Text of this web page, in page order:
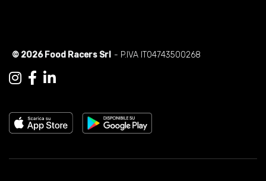
© 2026 Food Racers Srl - P.IVA IT04743500268